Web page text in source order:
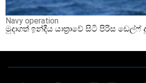
Navy operation
මුදාගත් ඉන්දීය යාත්‍රාවේ සිටි පිරිස ඩෙල්ෆ්